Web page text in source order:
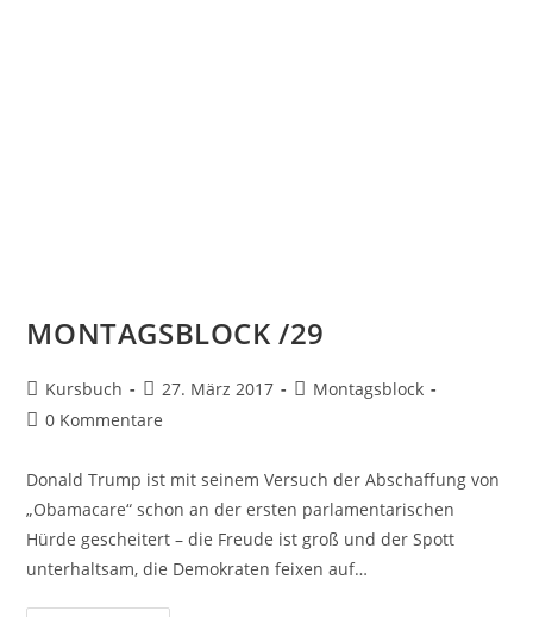
MONTAGSBLOCK /29
Kursbuch 27. März 2017
Montagsblock
0 Kommentare
Donald Trump ist mit seinem Versuch der Abschaffung von
„Obamacare“ schon an der ersten parlamentarischen
Hürde gescheitert – die Freude ist groß und der Spott
unterhaltsam, die Demokraten feixen auf…